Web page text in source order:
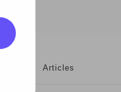
Articles